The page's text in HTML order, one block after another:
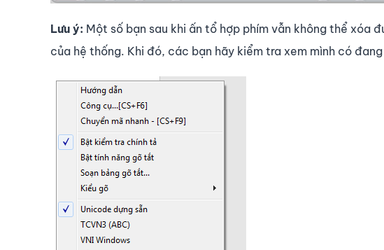
Lưu ý: Một số bạn sau khi ấn tổ hợp phím vẫn không thể xóa
của hệ thống. Khi đó, các bạn hãy kiểm tra xem mình có